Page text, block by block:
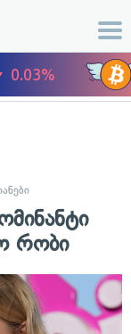
რობი